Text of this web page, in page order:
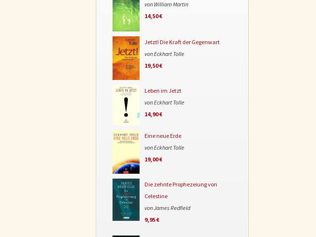
von William Martin
14,50 €
Jetzt! Die Kraft der Gegenwart
von Eckhart Tolle
19,50 €
Leben im Jetzt
von Eckhart Tolle
14,90 €
Eine neue Erde
von Eckhart Tolle
19,00 €
Die zehnte Prophezeiung von
Celestine
von James Redfield
9,95 €